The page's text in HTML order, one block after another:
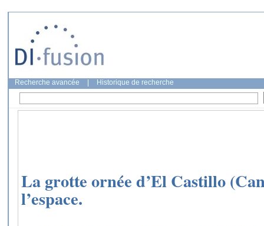
Recherche avancée Historique de recherche
La grotte ornée d’El Castillo
l’espace.